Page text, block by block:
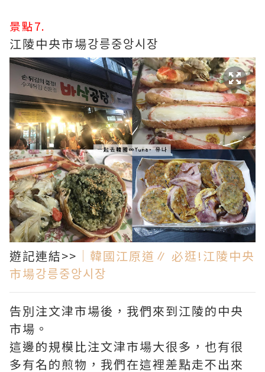
景點7.
江陵中央市場강릉중앙시장
遊記連結>> ｜韓國江原道∥ 必逛!江陵中央
市場강릉중앙시장
告別注文津市場後，我們來到江陵的中央
市場。
這邊的規模比注文津市場大很多，也有很
多有名的煎物，我們在這裡差點走不出來